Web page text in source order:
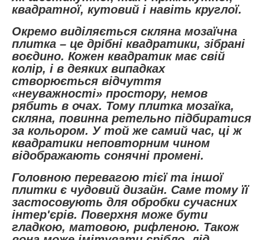
квадратної, кутовий і навіть круглої.
Окремо виділяється скляна мозаїчна
плитка – це дрібні квадратики, зібрані
воєдино. Кожен квадратик має свій
колір, і в деяких випадках
створюється відчуття
«неуважності» простору, немов
рябить в очах. Тому плитка мозаїка,
скляна, повинна ретельно підбиратися
за кольором. У той же самий час, ці ж
квадратики неповторним чином
відображають сонячні промені.
Головною перевагою тієї та іншої
плитки є чудовий дизайн. Саме тому її
застосовують для обробки сучасних
інтер'єрів. Поверхня може бути
гладкою, матовою, рифленою. Також